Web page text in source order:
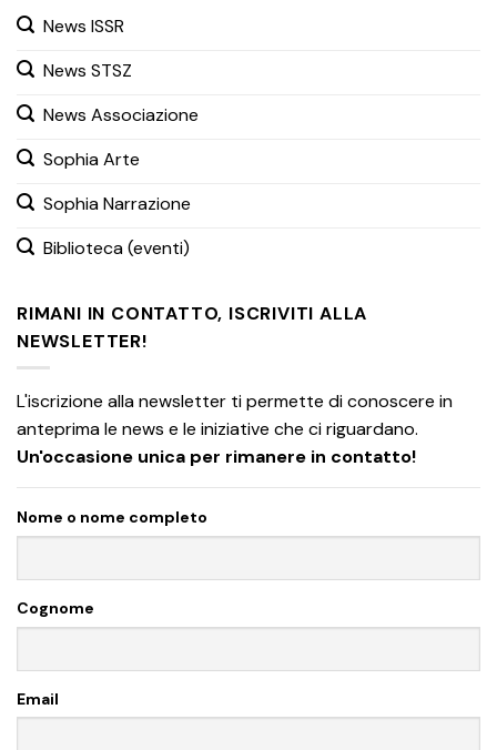
News ISSR
News STSZ
News Associazione
Sophia Arte
Sophia Narrazione
Biblioteca (eventi)
RIMANI IN CONTATTO, ISCRIVITI ALLA
NEWSLETTER!
L'iscrizione alla newsletter ti permette di conoscere in
anteprima le news e le iniziative che ci riguardano.
Un'occasione unica per rimanere in contatto!
Nome o nome completo
Cognome
Email